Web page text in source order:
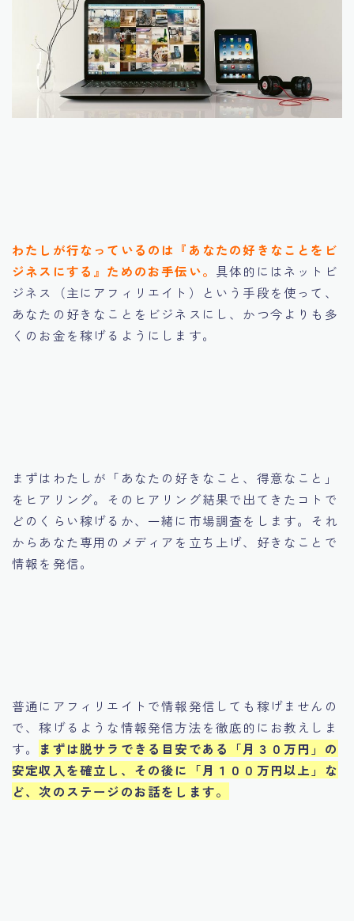
わたしが行なっているのは『あなたの好きなことをビ
ジネスにする』ためのお手伝い。 具体的にはネットビ
ジネス（主にアフィリエイト）という手段を使って、
あなたの好きなことをビジネスにし、かつ今よりも多
くのお金を稼げるようにします。
まずはわたしが「あなたの好きなこと、得意なこと」
をヒアリング。そのヒアリング結果で出てきたコトで
どのくらい稼げるか、一緒に市場調査をします。それ
からあなた専用のメディアを立ち上げ、好きなことで
情報を発信。
普通にアフィリエイトで情報発信しても稼げませんの
で、稼げるような情報発信方法を徹底的にお教えしま
す。
まずは脱サラできる目安である「月３０万円」の
安定収入を確立し、その後に「月１００万円以上」な
ど、次のステージのお話をします。